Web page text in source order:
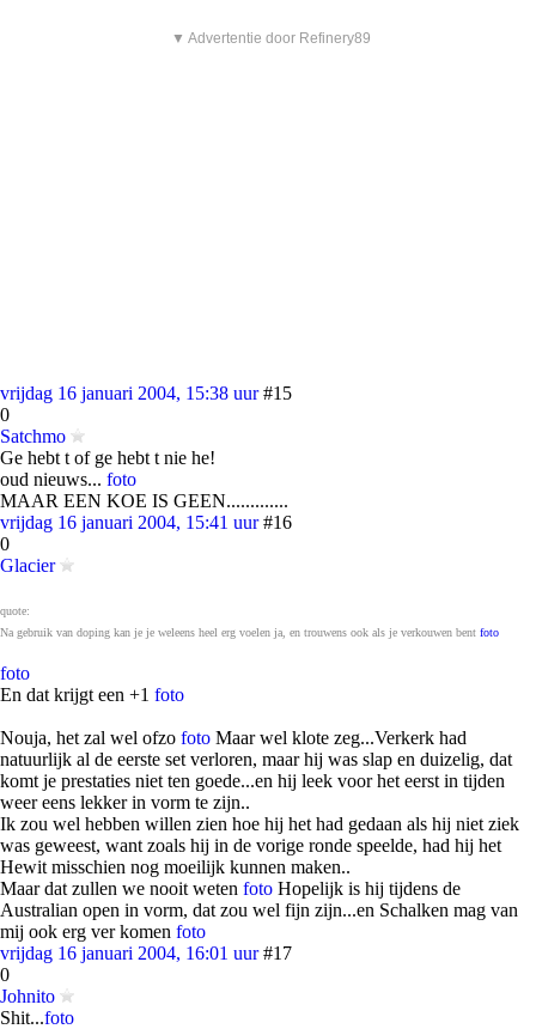
▼ Advertentie door Refinery89
vrijdag 16 januari 2004, 15:38 uur #15
0
Satchmo
Ge hebt t of ge hebt t nie he!
oud nieuws... foto
MAAR EEN KOE IS GEEN.............
vrijdag 16 januari 2004, 15:41 uur #16
0
Glacier
quote:
Na gebruik van doping kan je je weleens heel erg voelen ja, en trouwens ook als je verkouwen bent foto
foto
En dat krijgt een +1 foto
Nouja, het zal wel ofzo foto Maar wel klote zeg...Verkerk had
natuurlijk al de eerste set verloren, maar hij was slap en duizelig, dat
komt je prestaties niet ten goede...en hij leek voor het eerst in tijden
weer eens lekker in vorm te zijn..
Ik zou wel hebben willen zien hoe hij het had gedaan als hij niet ziek
was geweest, want zoals hij in de vorige ronde speelde, had hij het
Hewit misschien nog moeilijk kunnen maken..
Maar dat zullen we nooit weten foto Hopelijk is hij tijdens de
Australian open in vorm, dat zou wel fijn zijn...en Schalken mag van
mij ook erg ver komen foto
vrijdag 16 januari 2004, 16:01 uur #17
0
Johnito
Shit...foto